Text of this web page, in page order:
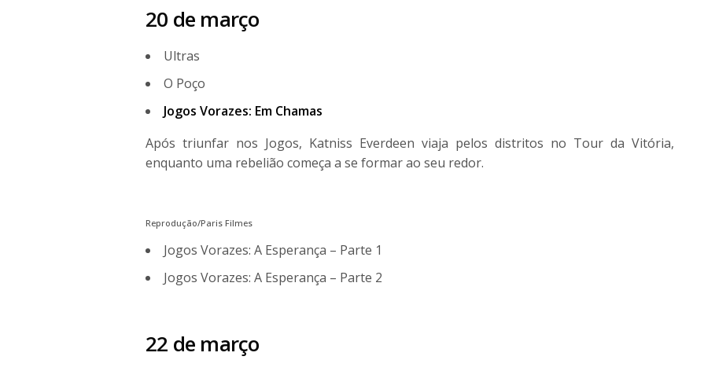
20 de março
Ultras
O Poço
Jogos Vorazes: Em Chamas
Após triunfar nos Jogos, Katniss Everdeen viaja pelos distritos no Tour da Vitória,
enquanto uma rebelião começa a se formar ao seu redor.
Reprodução/Paris Filmes
Jogos Vorazes: A Esperança – Parte 1
Jogos Vorazes: A Esperança – Parte 2
22 de março